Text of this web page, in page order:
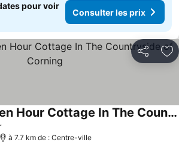
pour voir
Consulter les prix
Partager
The View! Golden Hour Cottage In The Countryside of Corning
à 7.7 km de : Centre-ville